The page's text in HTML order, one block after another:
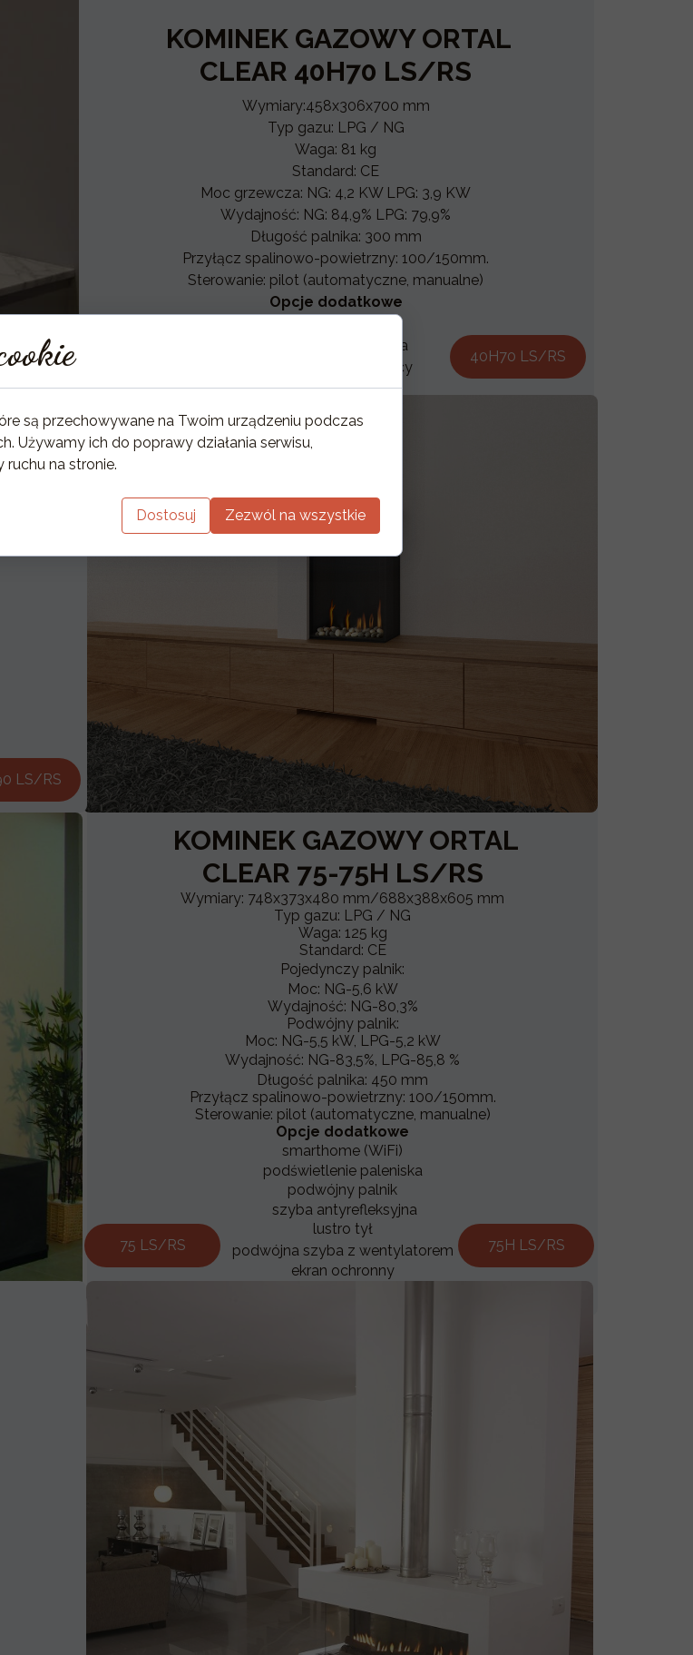
LS/RS
75H LS/RS
75 LS/RS
KOMINEK GAZOWY ORTAL
CLEAR 75-75H LS/RS
Wymiary: 748x373x480 mm/688x388x605 mm
Typ gazu: LPG / NG
Waga: 125 kg
Standard: CE
Pojedynczy palnik:
Moc: NG-5,6 kW
Wydajność: NG-80,3%
Podwójny palnik:
Moc: NG-5,5 kW, LPG-5,2 kW
Wydajność: NG-83,5%, LPG-85,8 %
Długość palnika: 450 mm
Przyłącz spalinowo-powietrzny: 100/150mm.
Sterowanie: pilot (automatyczne, manualne)
Opcje dodatkowe
smarthome (WiFi)
podświetlenie paleniska
podwójny palnik
szyba antyrefleksyjna
lustro tył
podwójna szyba z wentylatorem
ekran ochronny
40H70 LS/RS
KOMINEK GAZOWY ORTAL
CLEAR 40H70 LS/RS
Wymiary:458x306x700 mm
Typ gazu: LPG / NG
Waga: 81 kg
Standard: CE
Moc grzewcza: NG: 4,2 KW LPG: 3,9 KW
Wydajność: NG: 84,9% LPG: 79,9%
Długość palnika: 300 mm
Przyłącz spalinowo-powietrzny: 100/150mm.
Sterowanie: pilot (automatyczne, manualne)
Opcje dodatkowe
szyba antyrefleksyjna
ekran zabezpieczający
są przechowywane na Twoim urządzeniu podczas
Używamy ich do poprawy działania serwisu,
ruchu na stronie.
Dostosuj Zezwól na wszystkie